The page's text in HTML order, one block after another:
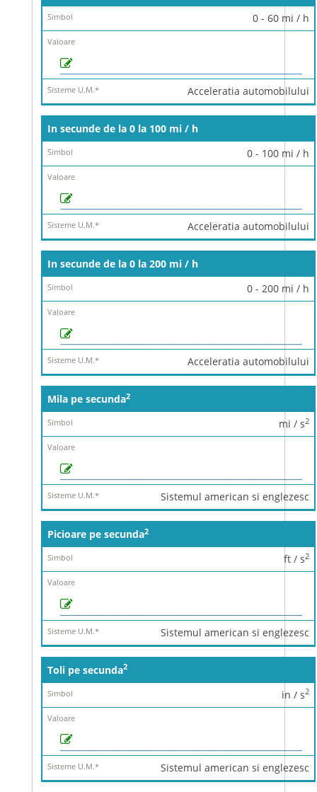
0 - 60 mi / h
Acceleratia automobilului
In secunde de la 0 la 100 mi / h
0 - 100 mi / h
Acceleratia automobilului
In secunde de la 0 la 200 mi / h
0 - 200 mi / h
Acceleratia automobilului
Mila pe secunda2
mi / s2
Sistemul american si englezesc
Picioare pe secunda2
ft / s2
Sistemul american si englezesc
Toli pe secunda2
in / s2
Sistemul american si englezesc